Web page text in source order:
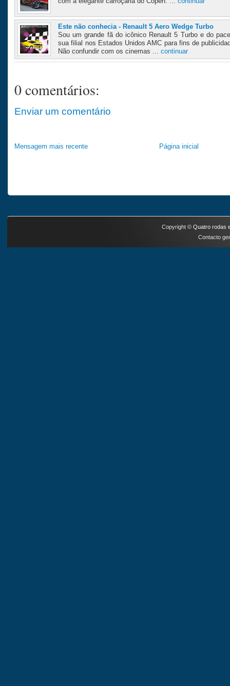
Este não conhecia - Renault 5 Aero Wedge Turbo
Sou um grande fã do icônico Renault 5 Turbo e do
sua filial nos Estados Unidos AMC para fins de
Não confundir com os cinemas ... continuar
0 comentários:
Enviar um comentário
Mensagem mais recente Página inicial
Copyright © Quatro rodas
Contacto